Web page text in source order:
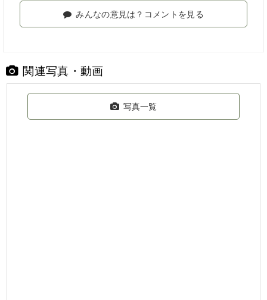
みんなの意見は？コメントを見る
関連写真・動画
写真一覧